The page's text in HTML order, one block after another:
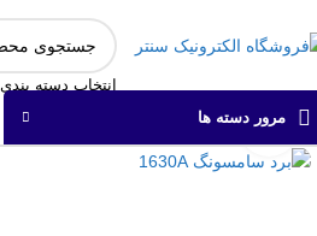
انتخاب دسته بندی
مرور دسته ها
برای بزرگنمایی کلیک کنید